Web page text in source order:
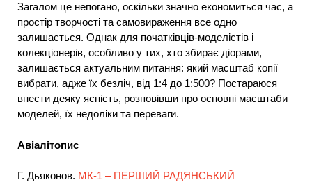
Загалом це непогано, оскільки значно економиться час, а
простір творчості та самовираження все одно
залишається. Однак для початківців-моделістів і
колекціонерів, особливо у тих, хто збирає діорами,
залишається актуальним питання: який масштаб копії
вибрати, адже їх безліч, від 1:4 до 1:500? Постараюся
внести деяку ясність, розповівши про основні масштаби
моделей, їх недоліки та переваги.
Авіалітопис
Г. Дьяконов. МК-1 – ПЕРШИЙ РАДЯНСЬКИЙ